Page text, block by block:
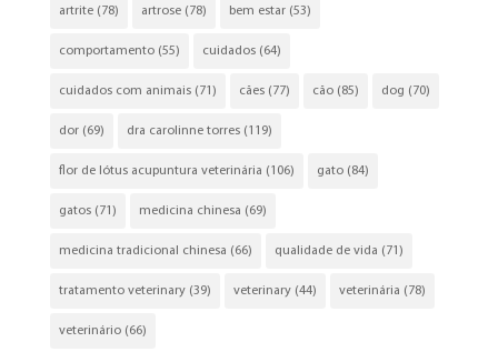
artrite(78) artrose(78) bem estar(53)
comportamento(55) cuidados(64)
cuidados com animais(71) cães(77) cão(85) dog (70)
dor(69) dra carolinne torres(119)
flor de lótus acupuntura veterinária (106) gato(84)
gatos(71) medicina chinesa (69)
medicina tradicional chinesa (66) qualidade de vida (71)
tratamento veterinary(39) veterinary(44) veterinária (78)
veterinário(66)